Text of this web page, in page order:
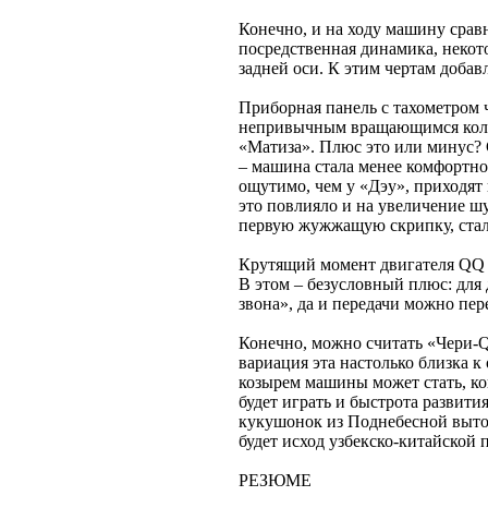
Конечно, и на ходу машину
посредственная динамика,
задней оси. К этим чертам
Приборная панель с
непривычным вращающимся
«Матиза». Плюс это или минус?
– машина стала менее
ощутимо, чем у «Дэу»,
это повлияло и на увеличение
первую жужжащую скрипку,
Крутящий момент двигателя
В этом – безусловный плюс:
звона», да и передачи можно
Конечно, можно считать «Чери-
вариация эта настолько
козырем машины может стать,
будет играть и быстрота
кукушонок из Поднебесной
будет исход узбекско-
РЕЗЮМЕ